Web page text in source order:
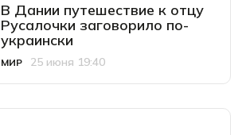
В Дании путешествие к отцу
Русалочки заговорило по-
украински
Категория
МИР
Дата публикации
25 июня 19:40